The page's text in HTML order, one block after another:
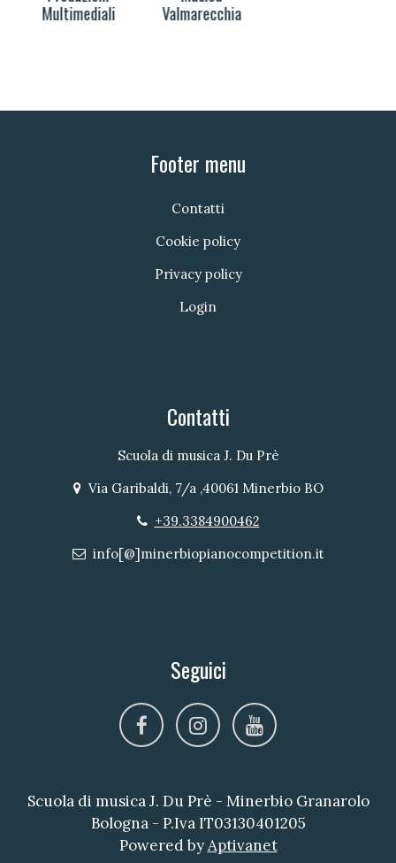
Multimediali
Valmarecchia
Footer menu
Contatti
Cookie policy
Privacy policy
Login
Contatti
Scuola di musica J. Du Prè
Indirizzo
Via Garibaldi, 7/a ,40061 Minerbio BO
Telefono
+39.3384900462
Email
info[@]minerbiopianocompetition.it
Seguici
facebookinstagramyoutube
Scuola di musica J. Du Prè - Minerbio Granarolo
Bologna - P.Iva IT03130401205
Powered byAptivanet